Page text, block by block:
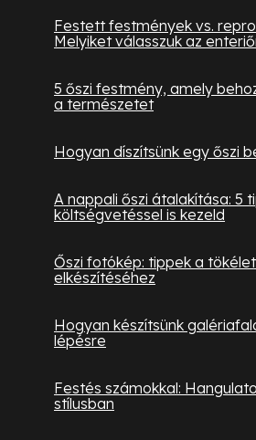
Festett festmények vs.
Melyiket válasszuk az
5 őszi festmény, amely
a természetet
Hogyan díszítsünk egy őszi
A nappali őszi átalakítása: 5
költségvetéssel is kezeld
Őszi fotókép: tippek a
elkészítéséhez
Hogyan készítsünk
lépésre
Festés számokkal:
stílusban